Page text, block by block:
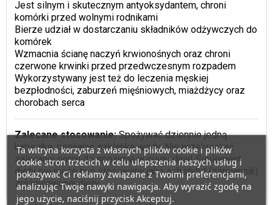
Jest silnym i skutecznym antyoksydantem, chroni
komórki przed wolnymi rodnikami
Bierze udział w dostarczaniu składników odżywczych do
komórek
Wzmacnia ścianę naczyń krwionośnych oraz chroni
czerwone krwinki przed przedwczesnym rozpadem
Wykorzystywany jest też do leczenia męskiej
bezpłodności, zaburzeń mięśniowych, miażdżycy oraz
chorobach serca
Zalecane stosowanie:Spożywać dziennie jedną
kapsułkę, popijając szklanką wody. Nie przekraczać
zalecanej porcji do spożycia w ciągu dnia! Suplement
diety nie może być stosowany jako substytut (zamiennik)
zróżnicowanej diety.
Ta witryna korzysta z własnych plików cookie i plików
cookie stron trzecich w celu ulepszenia naszych usług i
pokazywać Ci reklamy związane z Twoimi preferencjami,
analizując Twoje nawyki nawigacja. Aby wyrazić zgodę na
jego użycie, naciśnij przycisk Akceptuj.